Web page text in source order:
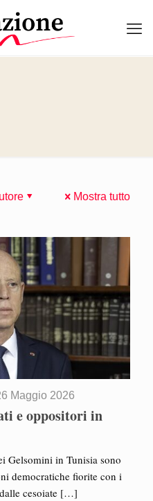
Mostra tutto
Maggio 2026
e oppositori in
Gelsomini in Tunisia sono
democratiche fiorite con i
cesoiate […]